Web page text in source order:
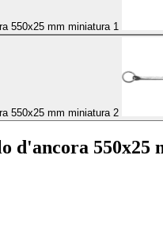
Talamex piolo d'ancora 550x25 mm miniatura 1
Talamex piolo d'ancora 550x25 mm miniatura 2
d'ancora 550x25